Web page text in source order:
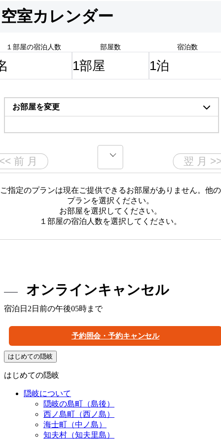
空室カレンダー
１部屋の宿泊人数 部屋数 宿泊数
お部屋を変更
ご指定のプランは現在ご提供できるお部屋がありません。他の
プランを選択ください。
お部屋を選択してください。
１部屋の宿泊人数を選択してください。
オンラインキャンセル
宿泊日2日前の午後05時まで
予約照会・予約キャンセル
はじめての隠岐
はじめての隠岐
隠岐について
隠岐の島町（島後）
西ノ島町（西ノ島）
海士町（中ノ島）
知夫村（知夫里島）